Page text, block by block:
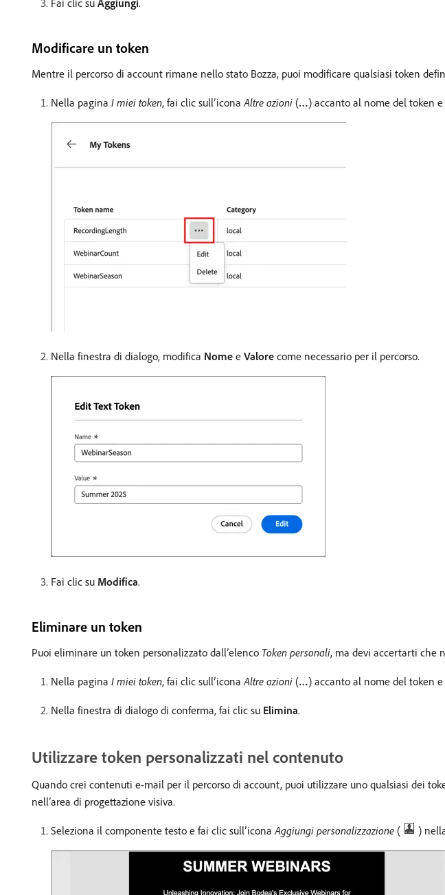
Fai clic su Aggiungi.
Modificare un token
Mentre il percorso di account rimane nello stato Bozza, puoi modificare qualsiasi token
Nella pagina I miei token, fai clic sull’iconaAltre azioni (…) accanto al nome del token
Nella finestra di dialogo, modifica Nome e Valore come necessario per il percorso.
Fai clic su Modifica.
Eliminare un token
Puoi eliminare un token personalizzato dall’elenco Token personali, ma devi accertarti che
Nella pagina I miei token, fai clic sull’iconaAltre azioni (…) accanto al nome del token
Nella finestra di dialogo di conferma, fai clic su Elimina.
Utilizzare token personalizzati nel contenuto
Quando crei contenuti e-mail per il percorso di account, puoi utilizzare uno qualsiasi dei
nell’area di progettazione visiva.
Seleziona il componente testo e fai clic sull’iconaAggiungi personalizzazione ( )